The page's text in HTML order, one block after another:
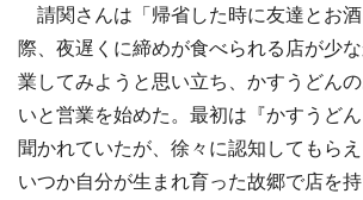
請関さんは「帰省した時に友達とお
際、夜遅くに締めが食べられる店が少
業してみようと思い立ち、かすうどん
いと営業を始めた。最初は『かすうど
聞かれていたが、徐々に認知してもらえ
いつか自分が生まれ育った故郷で店を